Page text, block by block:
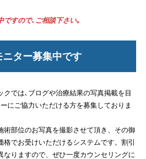
ですので､ご相談下さい｡
ター募集中です
クでは､ブログや治療結果の写真掲載を目
にご協力いただける方を募集しておりま
術部位のお写真を撮影させて頂き、その御
でお受けいただけるシステムです。割引
なりますので、ぜひ一度カウンセリングに